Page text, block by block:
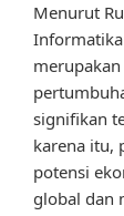
Menurut
signifikan
karena itu,
potensi
global dan